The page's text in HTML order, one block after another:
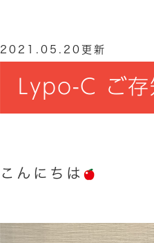
2021.05.20更新
Lypo-C ご存
こんにちは